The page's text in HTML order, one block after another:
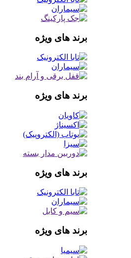
برند های ویژه
برند های ویژه
برند های ویژه
برند های ویژه